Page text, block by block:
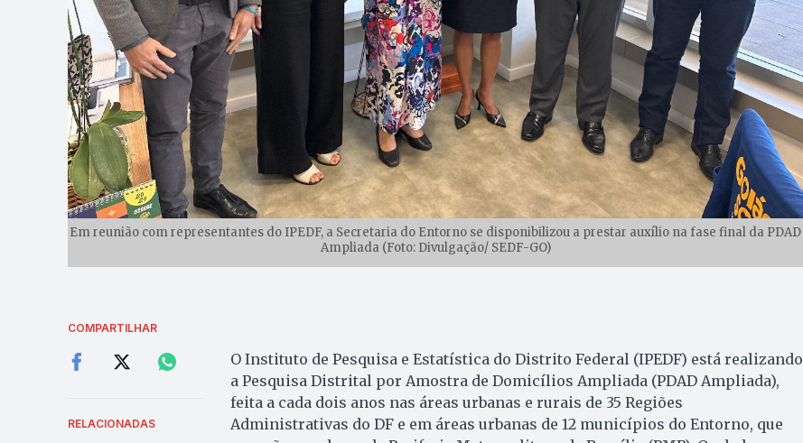
Em reunião com representantes do IPEDF, a Secretaria do Entorno se disponibilizou a prestar auxílio na fase final da PDAD
Ampliada (Foto: Divulgação/ SEDF-GO)
COMPARTILHAR
RELACIONADAS
O Instituto de Pesquisa e Estatística do Distrito Federal (IPEDF) está realizando
a Pesquisa Distrital por Amostra de Domicílios Ampliada (PDAD Ampliada),
feita a cada dois anos nas áreas urbanas e rurais de 35 Regiões
Administrativas do DF e em áreas urbanas de 12 municípios do Entorno, que